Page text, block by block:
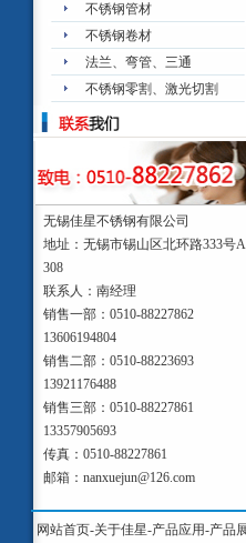
不锈钢管材
不锈钢卷材
法兰、弯管、三通
不锈钢零割、激光切割
无锡佳星不锈钢有限公司
地址：无锡市锡山区北环路333号
308
联系人：南经理
销售一部：0510-88227862
13606194804
销售二部：0510-88223693
13921176488
销售三部：0510-88227861
13357905693
传真：0510-88227861
邮箱：nanxuejun@126.com
网站首页-关于佳星-产品应用-产品